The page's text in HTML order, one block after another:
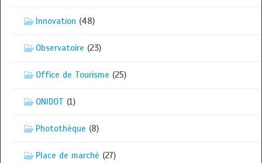
Innovation (48)
Observatoire (23)
Office de Tourisme (25)
ONIDOT (1)
Photothèque (8)
Place de marché (27)